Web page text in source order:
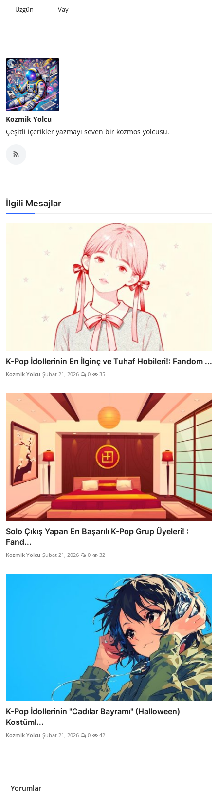
Üzgün Vay
Kozmik Yolcu
Çeşitli içerikler yazmayı seven bir kozmos yolcusu.
İlgili Mesajlar
K-Pop İdollerinin En İlginç ve Tuhaf Hobileri!: Fandom ...
Kozmik Yolcu Şubat 21, 2026 0 35
Solo Çıkış Yapan En Başarılı K-Pop Grup Üyeleri! :
Fand...
Kozmik Yolcu Şubat 21, 2026 0 32
K-Pop İdollerinin "Cadılar Bayramı" (Halloween)
Kostüml...
Kozmik Yolcu Şubat 21, 2026 0 42
Yorumlar